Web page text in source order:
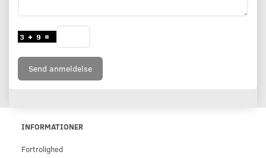
Send anmeldelse
INFORMATIONER
Fortrolighed